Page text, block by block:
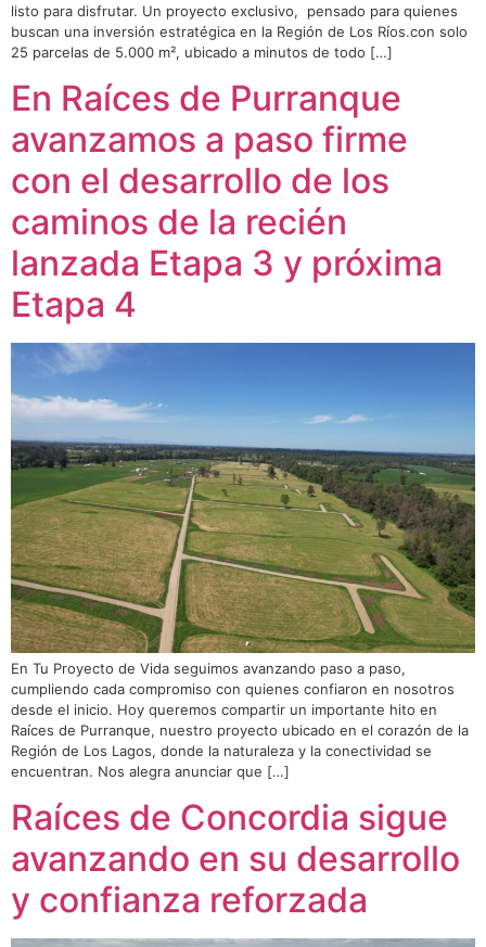
listo para disfrutar. Un proyecto exclusivo, pensado para quienes
buscan una inversión estratégica en la Región de Los Ríos.​con solo
25 parcelas de 5.000 m², ubicado a minutos de todo […]
En Raíces de Purranque
avanzamos a paso firme
con el desarrollo de los
caminos de la recién
lanzada Etapa 3 y próxima
Etapa 4
En Tu Proyecto de Vida seguimos avanzando paso a paso,
cumpliendo cada compromiso con quienes confiaron en nosotros
desde el inicio. Hoy queremos compartir un importante hito en
Raíces de Purranque, nuestro proyecto ubicado en el corazón de la
Región de Los Lagos, donde la naturaleza y la conectividad se
encuentran. Nos alegra anunciar que […]
Raíces de Concordia sigue
avanzando en su desarrollo
y confianza reforzada